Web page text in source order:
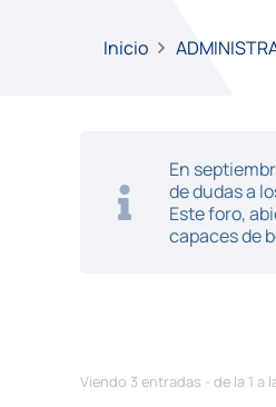
Inicio
En
de dudas a
Este foro,
capaces de
Viendo 3 entradas - de la 1 a